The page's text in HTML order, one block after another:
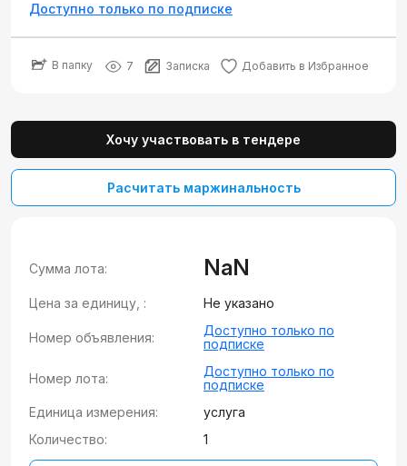
Доступно только по подписке
В папку 7 Записка Добавить в Избранное
Хочу участвовать в тендере
Расчитать маржинальность
Сумма лота: NaN
Цена за единицу, : Не указано
Номер объявления:
Доступно только по
подписке
Номер лота:
Доступно только по
подписке
Единица измерения:
услуга
Количество:
1